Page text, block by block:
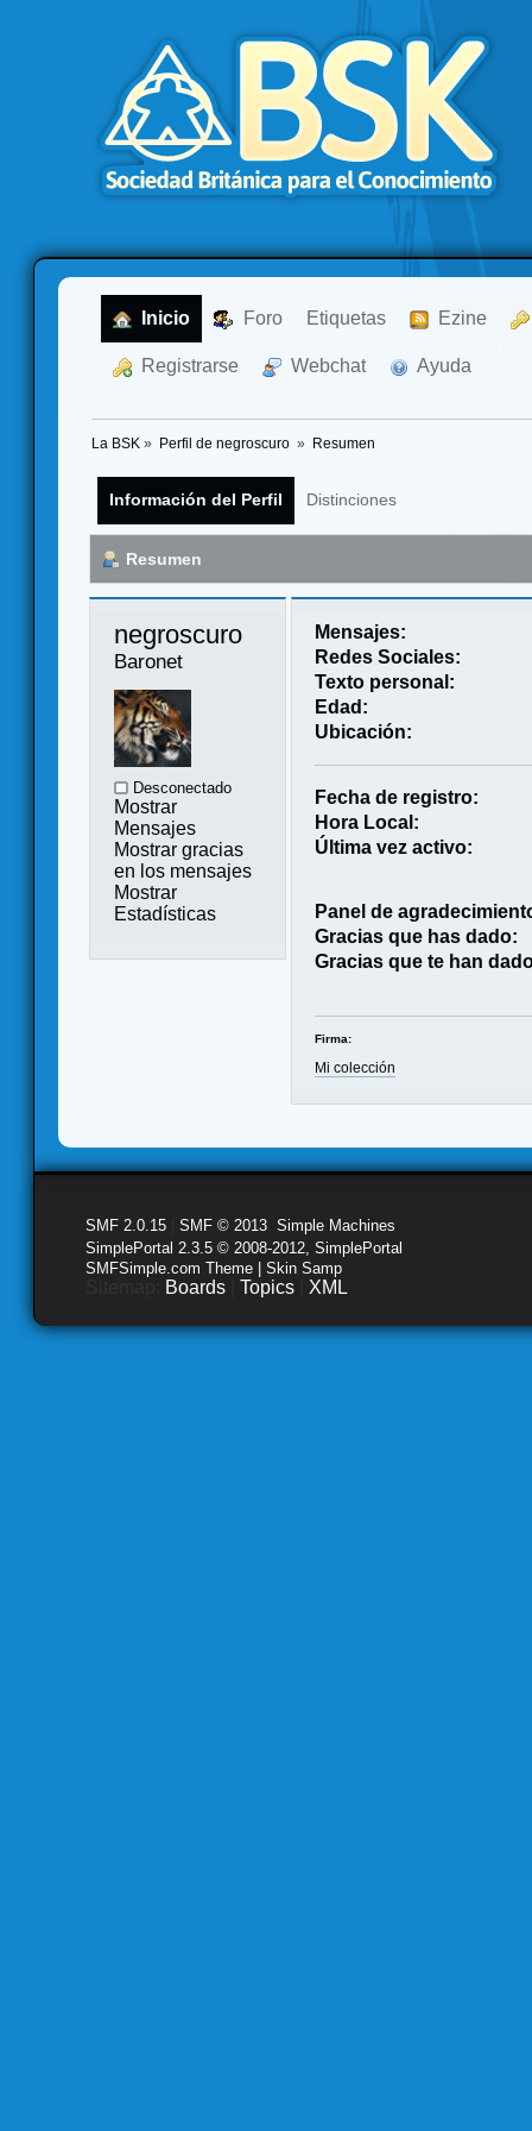
Inicio Foro Etiquetas Ezine
Registrarse Webchat Ayuda
La BSK » Perfil de negroscuro » Resumen
Información del Perfil Distinciones
Resumen
negroscuro
Baronet
Desconectado
Mostrar
Mensajes
Mostrar gracias
en los mensajes
Mostrar
Estadísticas
Mensajes:
Redes Sociales:
Texto personal:
Edad:
Ubicación:
Fecha de registro:
Hora Local:
Última vez activo:
Panel de
Gracias que has dado:
Gracias que te han
Firma:
Mi colección
SMF 2.0.15 SMF © 2013 Simple Machines
SimplePortal 2.3.5 © 2008-2012, SimplePortal
SMFSimple.com Theme | Skin Samp
Boards Topics XML